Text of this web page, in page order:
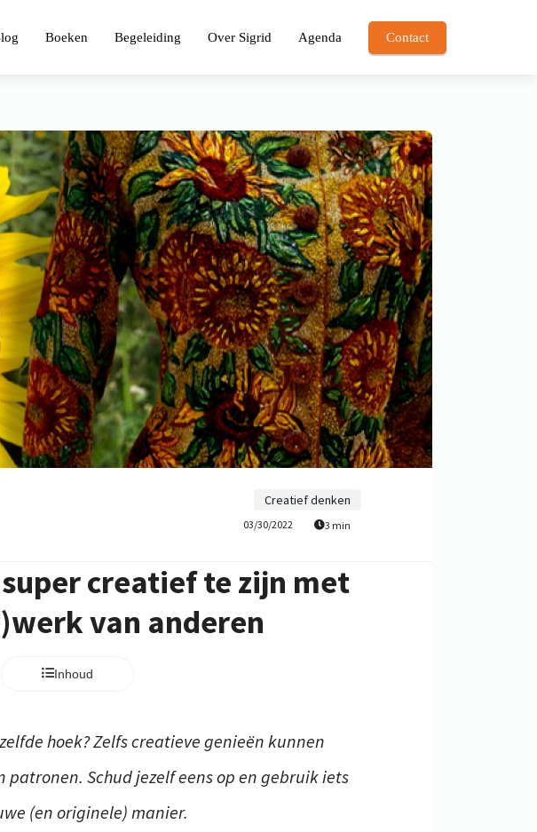
Boeken Begeleiding Over Sigrid Agenda Contact
Creatief denken
03/30/2022 3 min
creatief te zijn met
van anderen
Inhoud
hoek? Zelfs creatieve genieën kunnen
Schud jezelf eens op en gebruik iets
(en originele) manier.